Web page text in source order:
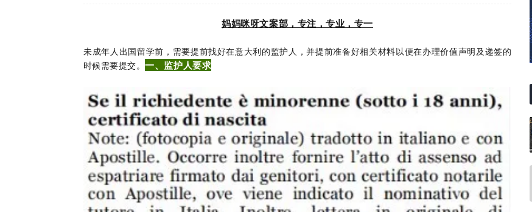
妈妈咪呀文案部，专注，专业，专一
未成年人出国留学前，需要提前找好在意大利的监护人，并提前准备好相关材料以便在办理价值声明及递签的
时候需要提交。一、监护人要求